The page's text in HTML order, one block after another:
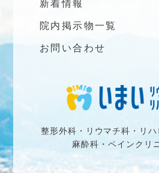
整形外科・リウマチ科・リ
麻酔科・ペインクリ
新着情報
院内掲示物一覧
お問い合わせ